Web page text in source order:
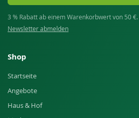
3 % Rabatt ab einem Warenkorbwert von 50 €.
Newsletter abmelden
Shop
Startseite
Angebote
Haus & Hof